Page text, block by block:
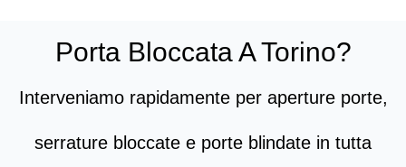
Porta Bloccata A Torino?
Interveniamo rapidamente per aperture porte,
serrature bloccate e porte blindate in tutta